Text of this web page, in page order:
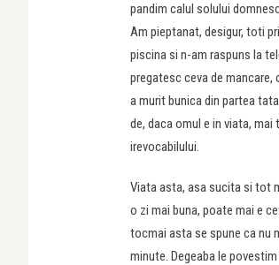
pandim calul solului
Am pieptanat, desigur, toti
piscina si n-am raspuns la
pregatesc ceva de
a murit bunica din partea
de, daca omul e in viata,
irevocabilului.
Viata asta, asa sucita si tot
o zi mai buna, poate mai e
tocmai asta se spune ca nu
minute. Degeaba le